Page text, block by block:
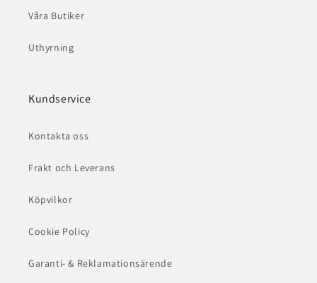
Våra Butiker
Uthyrning
Kundservice
Kontakta oss
Frakt och Leverans
Köpvilkor
Cookie Policy
Garanti- & Reklamationsärende